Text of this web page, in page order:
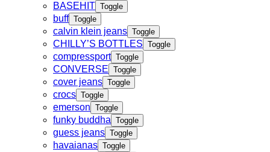
BASEHIT Toggle
buff Toggle
calvin klein jeans Toggle
CHILLY’S BOTTLES Toggle
compressport Toggle
CONVERSE Toggle
cover jeans Toggle
crocs Toggle
emerson Toggle
funky buddha Toggle
guess jeans Toggle
havaianas Toggle